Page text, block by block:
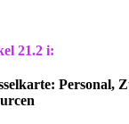
21.2 i:
Personal,